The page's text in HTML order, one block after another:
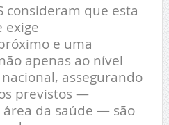
consideram que esta
exige
e uma
apenas ao nível
assegurando
previstos —
da saúde — são